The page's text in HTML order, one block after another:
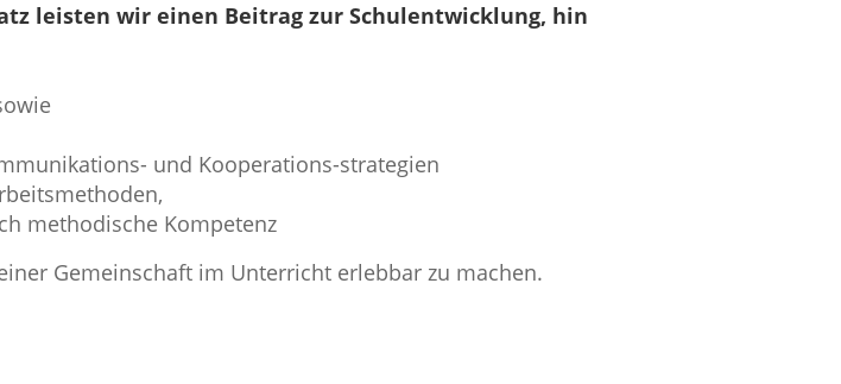
leisten wir einen Beitrag zur Schulentwicklung, hin
und Kooperations-strategien
methodische Kompetenz
Gemeinschaft im Unterricht erlebbar zu machen.